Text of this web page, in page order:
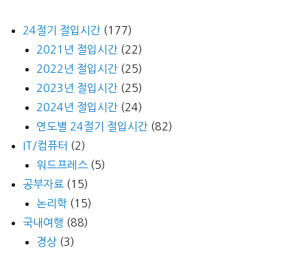
24절기 절입시간 (177)
2021년 절입시간 (22)
2022년 절입시간 (25)
2023년 절입시간 (25)
2024년 절입시간 (24)
연도별 24절기 절입시간 (82)
IT/컴퓨터 (2)
워드프레스 (5)
공부자료 (15)
논리학 (15)
국내여행 (88)
경상 (3)